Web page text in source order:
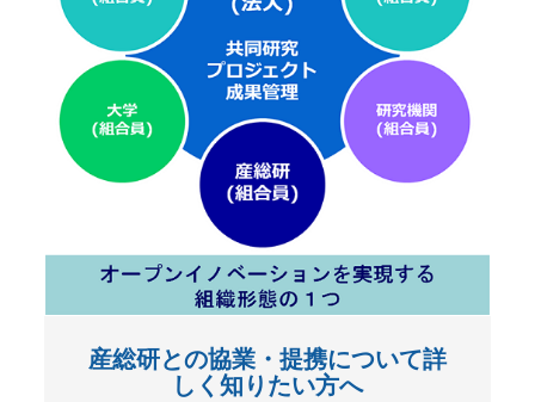
産総研との協業・提携について詳
しく知りたい方へ